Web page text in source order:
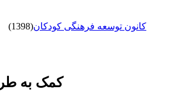
کانون توسعه فرهنگی کودکان(1398)
کمک به